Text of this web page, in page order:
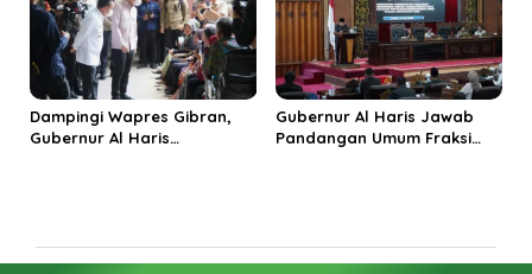
Dampingi Wapres Gibran,
Gubernur Al Haris
Gubernur Al Haris Jawab
Pandangan Umum Fraksi